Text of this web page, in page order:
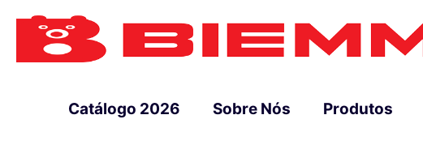
Catálogo 2026 Sobre Nós Produtos